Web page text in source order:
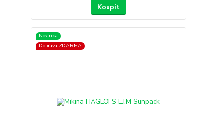
Koupit
Novinka
Doprava ZDARMA